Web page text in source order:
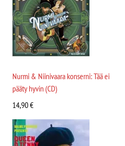
Nurmi & Niinivaara konserni: Tää ei
pääty hyvin (CD)
14,90€